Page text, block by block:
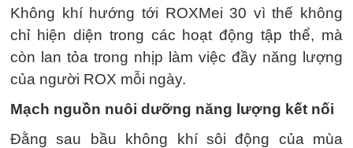
Không khí hướng tới ROXMei 30 vì thế không
chỉ hiện diện trong các hoạt động tập thể, mà
còn lan tỏa trong nhịp làm việc đầy năng lượng
của người ROX mỗi ngày.
Mạch nguồn nuôi dưỡng năng lượng kết nối
Đằng sau bầu không khí sôi động của mùa